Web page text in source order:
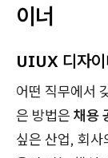
이너
UIUX 디자이
어떤 직무에서
은 방법은 채용
싶은 산업, 회